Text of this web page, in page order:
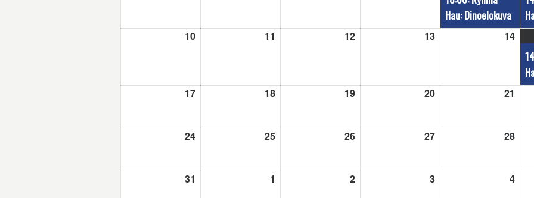
Hau: Dinoelokuva
10 11 12 13 14
17 18 19 20 21
24 25 26 27 28
31 1 2 3 4